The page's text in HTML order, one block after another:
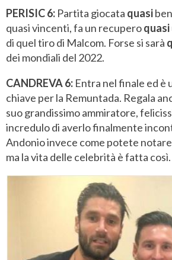
PERISIC 6: Partita giocata quasi
quasi vincenti, fa un recuperoquasi
di quel tiro di Malcom. Forse si sarà
dei mondiali del 2022.
CANDREVA 6: Entra nel finale ed è
chiave per la Remuntada. Regala
suo grandissimo ammiratore,
incredulo di averlo finalmente
Andonio invece come potete
ma la vita delle celebrità è fatta così.